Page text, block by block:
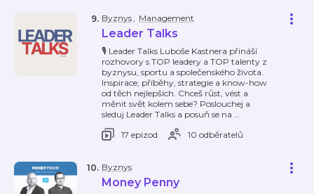
Byznys, Management
Leader Talks
🎙 Leader Talks Luboše Kastnera přináší
rozhovory s TOP leadery a TOP talenty z
byznysu, sportu a společenského života.
Inspirace, příběhy, strategie a know-how
od těch nejlepších. Chceš růst, vést a
měnit svět kolem sebe? Poslouchej a
sleduj Leader Talks a posuň se na …
17 epizod
10 odběratelů
9.
Byznys
Money Penny
10.